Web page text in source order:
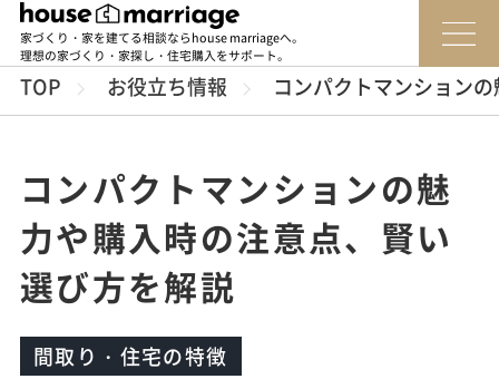
家づくり・家を建てる相談ならhouse marriageへ。
理想の家づくり・家探し・住宅購入をサポート。
TOP お役立ち情報 コンパクトマンション
コンパクトマンションの魅
力や購入時の注意点、賢い
選び方を解説
間取り・住宅の特徴